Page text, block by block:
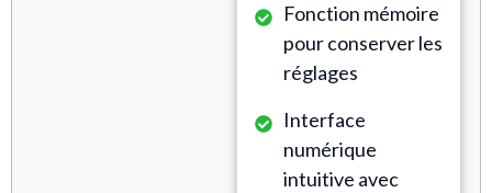
Fonction mémoire
pour conserver les
réglages
Interface
numérique
intuitive avec